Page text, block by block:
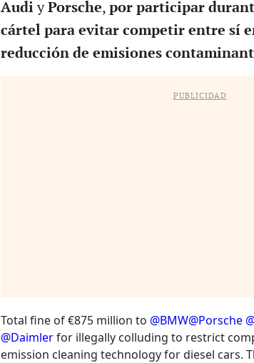
AudiyPorsche, por participar
cártel para evitar competir entre sí
reducción de emisiones
PUBLICIDAD
Total fine of €875 million to @BMW@Porsche
@Daimlerfor illegally colluding to restrict
emission cleaning technology for diesel cars.